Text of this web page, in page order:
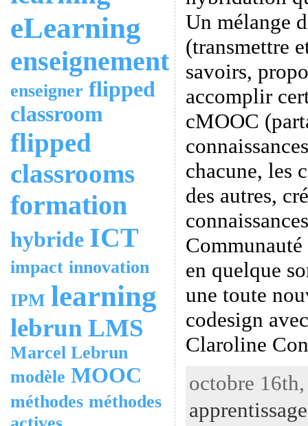
eLearning
enseignement
enseigner flipped
classroom
flipped
classrooms
formation
hybride ICT
impact innovation
IPM learning
lebrun LMS
Marcel Lebrun
modèle MOOC
méthodes méthodes
Un mélange
(transmettre
savoirs,
accomplir
cMOOC
chacune, les
des autres,
en quelque
une toute
codesign
Claroline
octobre
apprentissage